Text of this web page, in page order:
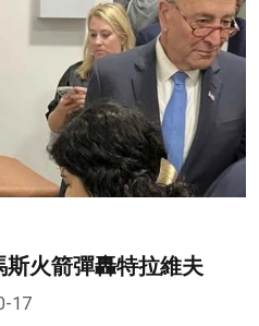
火箭彈轟特拉維夫
17